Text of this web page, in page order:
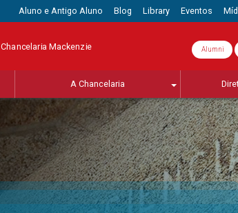
Aluno e Antigo Aluno Blog Library Eventos
Chancelaria Mackenzie Alumni
A Chancelaria